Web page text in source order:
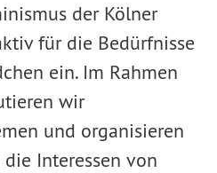
der Kölner
für die Bedürfnisse
ein. Im Rahmen
wir
und organisieren
Interessen von